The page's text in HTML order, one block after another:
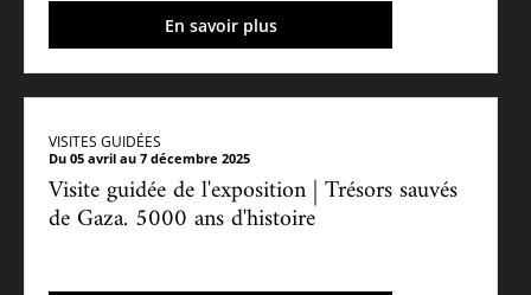
En savoir plus
VISITES GUIDÉES
Du 05 avril au 7 décembre 2025
Visite guidée de l'exposition | Trésors sauvés
de Gaza. 5000 ans d'histoire